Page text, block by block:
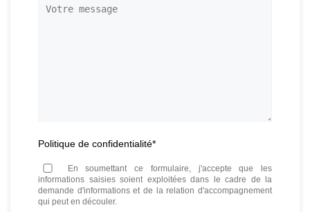
Votre
Politique de confidentialité*
En soumettant ce formulaire, j'accepte que les
informations saisies soient exploitées dans le cadre de la
demande d'informations et de la relation d'accompagnement
qui peut en découler.